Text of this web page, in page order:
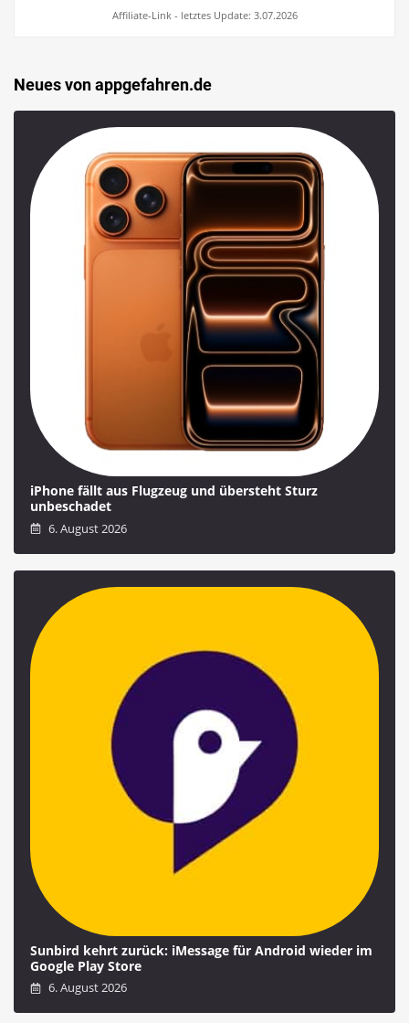
Affiliate-Link - letztes Update: 3.07.2026
Neues von appgefahren.de
iPhone fällt aus Flugzeug und übersteht Sturz
unbeschadet
6. August 2026
Sunbird kehrt zurück: iMessage für Android wieder im
Google Play Store
6. August 2026